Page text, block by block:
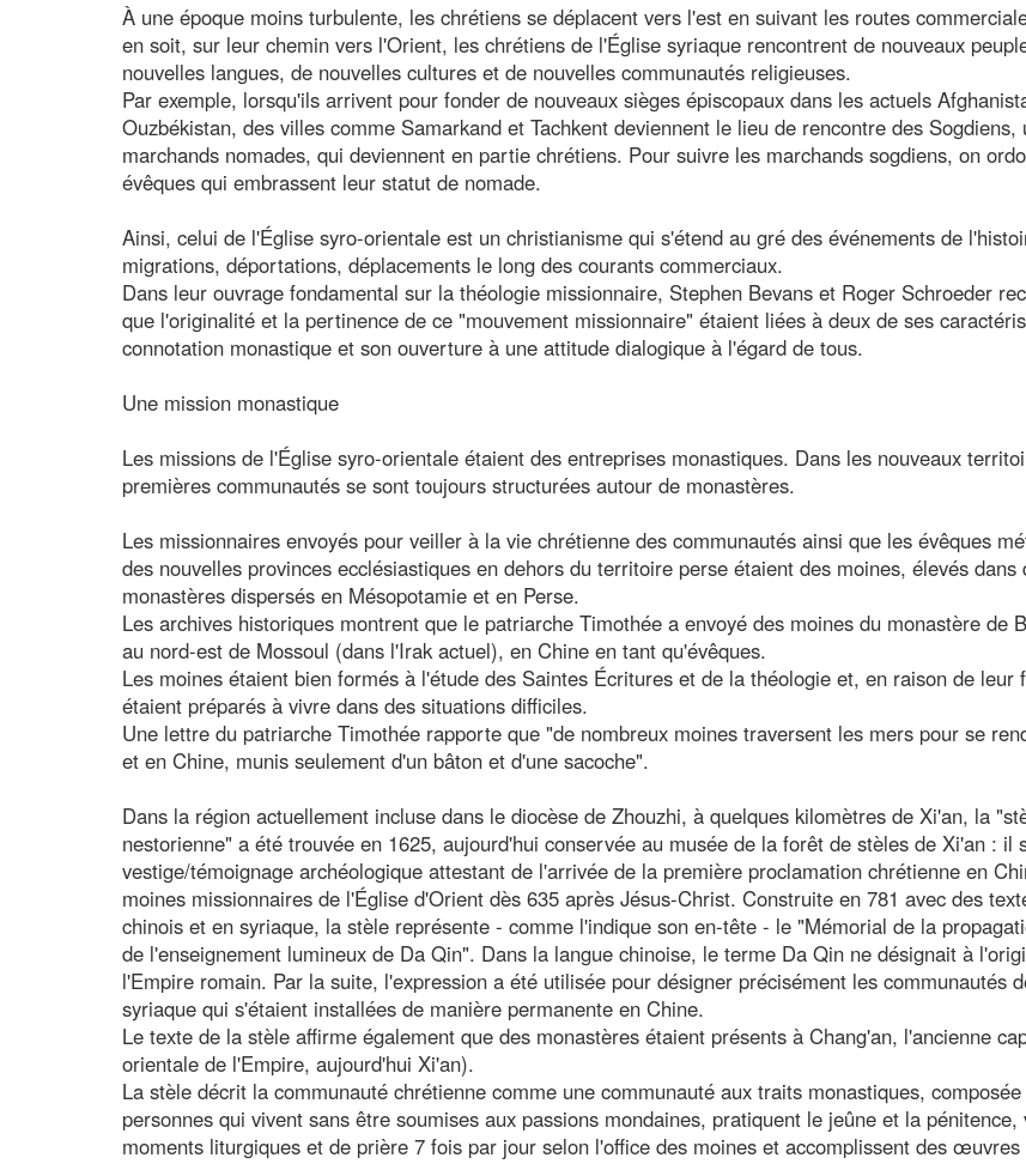
À une époque moins turbulente, les chrétiens se déplacent vers l'est en suivant les routes
en soit, sur leur chemin vers l'Orient, les chrétiens de l'Église syriaque rencontrent de nouveaux
nouvelles langues, de nouvelles cultures et de nouvelles communautés religieuses.
Par exemple, lorsqu'ils arrivent pour fonder de nouveaux sièges épiscopaux dans les actuels
Ouzbékistan, des villes comme Samarkand et Tachkent deviennent le lieu de rencontre des Sogdiens,
marchands nomades, qui deviennent en partie chrétiens. Pour suivre les marchands sogdiens, on
évêques qui embrassent leur statut de nomade.
Ainsi, celui de l'Église syro-orientale est un christianisme qui s'étend au gré des événements de
migrations, déportations, déplacements le long des courants commerciaux.
Dans leur ouvrage fondamental sur la théologie missionnaire, Stephen Bevans et Roger Schroeder
que l'originalité et la pertinence de ce "mouvement missionnaire" étaient liées à deux de ses
connotation monastique et son ouverture à une attitude dialogique à l'égard de tous.
Une mission monastique
Les missions de l'Église syro-orientale étaient des entreprises monastiques. Dans les nouveaux
premières communautés se sont toujours structurées autour de monastères.
Les missionnaires envoyés pour veiller à la vie chrétienne des communautés ainsi que les évêques
des nouvelles provinces ecclésiastiques en dehors du territoire perse étaient des moines, élevés dans
monastères dispersés en Mésopotamie et en Perse.
Les archives historiques montrent que le patriarche Timothée a envoyé des moines du monastère de
au nord-est de Mossoul (dans l'Irak actuel), en Chine en tant qu'évêques.
Les moines étaient bien formés à l'étude des Saintes Écritures et de la théologie et, en raison de leur
étaient préparés à vivre dans des situations difficiles.
Une lettre du patriarche Timothée rapporte que "de nombreux moines traversent les mers pour se
et en Chine, munis seulement d'un bâton et d'une sacoche".
Dans la région actuellement incluse dans le diocèse de Zhouzhi, à quelques kilomètres de Xi'an, la
nestorienne" a été trouvée en 1625, aujourd'hui conservée au musée de la forêt de stèles de Xi'an : il
vestige/témoignage archéologique attestant de l'arrivée de la première proclamation chrétienne en
moines missionnaires de l'Église d'Orient dès 635 après Jésus-Christ. Construite en 781 avec des
chinois et en syriaque, la stèle représente - comme l'indique son en-tête - le "Mémorial de la
de l'enseignement lumineux de Da Qin". Dans la langue chinoise, le terme Da Qin ne désignait à
l'Empire romain. Par la suite, l'expression a été utilisée pour désigner précisément les communautés
syriaque qui s'étaient installées de manière permanente en Chine.
Le texte de la stèle affirme également que des monastères étaient présents à Chang'an, l'ancienne
orientale de l'Empire, aujourd'hui Xi'an).
La stèle décrit la communauté chrétienne comme une communauté aux traits monastiques,
personnes qui vivent sans être soumises aux passions mondaines, pratiquent le jeûne et la pénitence,
moments liturgiques et de prière 7 fois par jour selon l'office des moines et accomplissent des œuvres